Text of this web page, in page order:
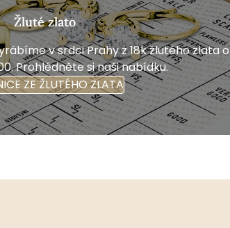
Žluté zlato
v srdci Prahy z 18k žlutého zlata o
Prohlédněte si naši nabídku.
ZE ŽLUTÉHO ZLATA